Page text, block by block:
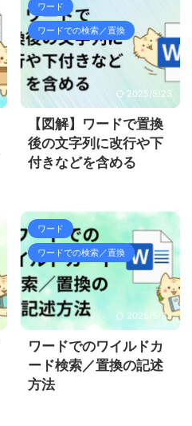
ワード
ワードでの検索／置換
2025/5/23
【図解】ワードで置換
後の文字列に改行や下
付きなどを含める
ワード
ワードでの検索／置換
2025/5/23
ワードでのワイルドカ
ード検索／置換の記述
方法